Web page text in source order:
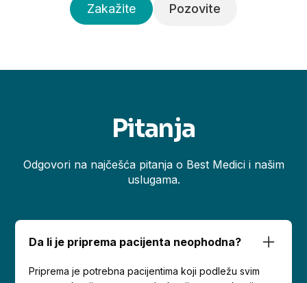
Zakažite Pozovite
Pitanja
Odgovori na najčešća pitanja o Best Medici i našim
uslugama.
Da li je priprema pacijenta neophodna?
Priprema je potrebna pacijentima koji podležu svim